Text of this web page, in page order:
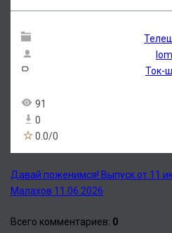
lom
Ток-
91
0
0.0/0
Давай поженимся! Выпуск от 11
Малахов 11.06.2026
Всего комментариев: 0